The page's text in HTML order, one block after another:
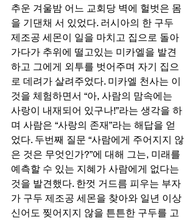
추운 겨울밤 어느 교회당 벽에 헐벗은 몸
을 기댄채 서 있었다. 러시아의 한 구두
제조공 세몬이 일을 마치고 집으로 돌아
가다가 추위에 떨고있는 미카엘을 발견
하고 그에게 외투를 벗어주며 자기 집으
로 데려가 살려주었다. 미카엘 천사는 이
것을 체험하면서 “아, 사람의 맘속에는
사랑이 내재되어 있구나!”라는 생각을 하
며 사람은 “사랑의 존재”라는 해답을 얻
었다. 두번째 질문 “사람에게 주어지지 않
은 것은 무엇인가?”에 대해 그는, 미래를
예측할 수 있는 지혜가 사람에게 없다는
것을 발견했다. 한껏 거드름 피우는 부자
가 구두 제조공 세몬을 찾아와 일년 이상
신어도 찢어지지 않을 튼튼한 구두를 고